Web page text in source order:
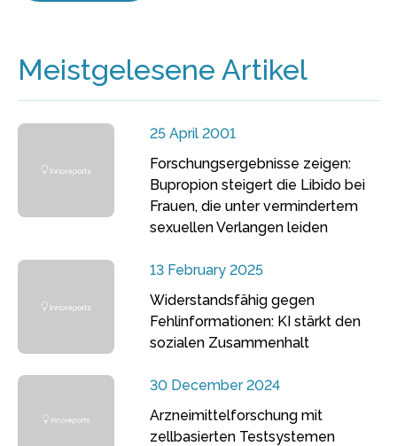
Meistgelesene Artikel
25 April 2001
Forschungsergebnisse zeigen:
Bupropion steigert die Libido bei
Frauen, die unter vermindertem
sexuellen Verlangen leiden
13 February 2025
Widerstandsfähig gegen
Fehlinformationen: KI stärkt den
sozialen Zusammenhalt
30 December 2024
Arzneimittelforschung mit
zellbasierten Testsystemen